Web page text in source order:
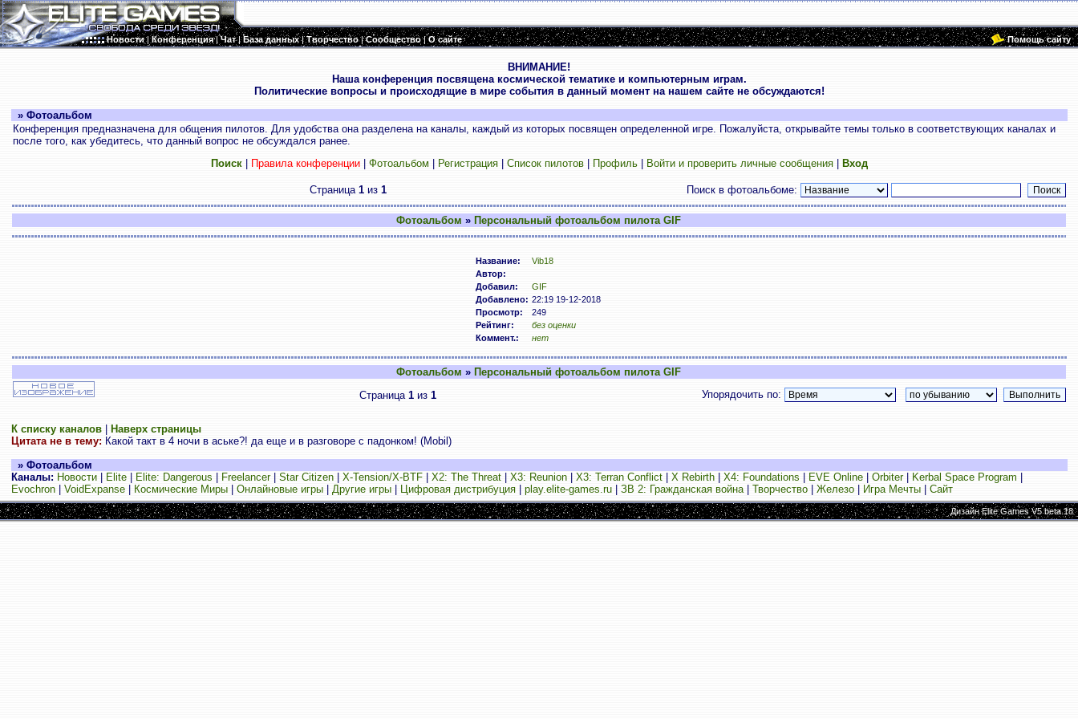
Новости|Конференция|Чат|База данных|Творчество|Сообщество|О сайте Помощь сайту
ВНИМАНИЕ!
Наша конференция посвящена космической тематике и компьютерным играм.
Политические вопросы и происходящие в мире события в данный момент на нашем сайте не обсуждаются!
» Фотоальбом
Конференция предназначена для общения пилотов. Для удобства она разделена на каналы, каждый из которых посвящен определенной игре. Пожалуйста, открывайте темы только в соответствующих каналах и
после того, как убедитесь, что данный вопрос не обсуждался ранее.
Поиск| Правила конференции| Фотоальбом Регистрация| Список пилотов| Профиль| Войти и проверить личные сообщения| Вход
Страница 1 из 1 Поиск в фотоальбоме:
Фотоальбом » Персональный фотоальбом пилота GIF
Название:
Vib18
Автор:
Добавил:
GIF
Добавлено: 22:19 19-12-2018
Просмотр:
249
Рейтинг:
без оценки
Коммент.:
нет
Фотоальбом » Персональный фотоальбом пилота GIF
Страница 1 из 1 Упорядочить по:
К списку каналов|
Наверх страницы
Цитата не в тему:Какой такт в 4 ночи в аське?! да еще и в разговоре с падонком! (Mobil)
» Фотоальбом
Каналы: Новости| Elite| Elite: Dangerous Freelancer| Star Citizen| X-Tension/X-BTF| X2: The Threat| X3: Reunion| X3: Terran Conflict| X Rebirth| X4: Foundations EVE Online| Orbiter| Kerbal Space Program
Evochron| VoidExpanse| Космические Миры| Онлайновые игры| Другие игры| Цифровая дистрибуция| play.elite-games.ru| ЗВ 2: Гражданская война| Творчество| Железо| Игра Мечты| Сайт
Дизайн Elite Games V5 beta.18